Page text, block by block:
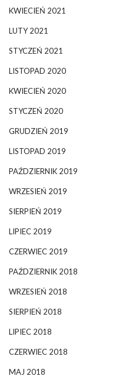
KWIECIEŃ 2021
LUTY 2021
STYCZEŃ 2021
LISTOPAD 2020
KWIECIEŃ 2020
STYCZEŃ 2020
GRUDZIEŃ 2019
LISTOPAD 2019
PAŹDZIERNIK 2019
WRZESIEŃ 2019
SIERPIEŃ 2019
LIPIEC 2019
CZERWIEC 2019
PAŹDZIERNIK 2018
WRZESIEŃ 2018
SIERPIEŃ 2018
LIPIEC 2018
CZERWIEC 2018
MAJ 2018